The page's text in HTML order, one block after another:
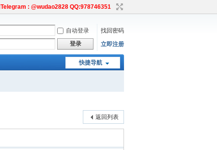
: @wudao2828 QQ:978746351
自动登录
找回密码
登录
立即注册
快捷导航
返回列表